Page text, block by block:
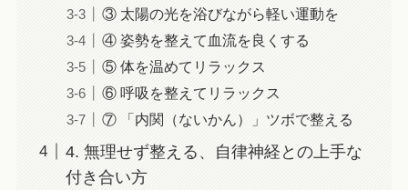
③ 太陽の光を浴びながら軽い運動を
④ 姿勢を整えて血流を良くする
⑤ 体を温めてリラックス
⑥ 呼吸を整えてリラックス
⑦ 「内関（ないかん）」ツボで整える
4. 無理せず整える、自律神経との上手な
付き合い方